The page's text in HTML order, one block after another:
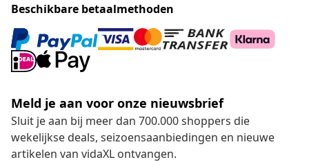
Beschikbare betaalmethoden
Meld je aan voor onze nieuwsbrief
Sluit je aan bij meer dan 700.000 shoppers die
wekelijkse deals, seizoensaanbiedingen en nieuwe
artikelen van vidaXL ontvangen.